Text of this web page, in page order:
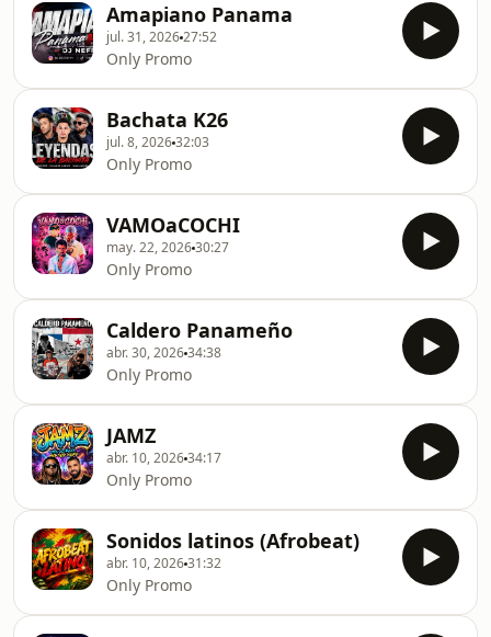
Amapiano Panama
jul. 31, 202627:52
Only Promo
Bachata K26
jul. 8, 202632:03
Only Promo
VAMOaCOCHI
may. 22, 202630:27
Only Promo
Caldero Panameño
abr. 30, 202634:38
Only Promo
JAMZ
abr. 10, 202634:17
Only Promo
Sonidos latinos (Afrobeat)
abr. 10, 202631:32
Only Promo